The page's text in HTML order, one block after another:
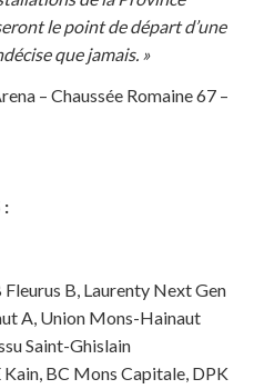
le point de départ d’une
que jamais. »
– Chaussée Romaine 67 –
:
B, Laurenty Next Gen
A, Union Mons-Hainaut
Saint-Ghislain
BC Mons Capitale, DPK